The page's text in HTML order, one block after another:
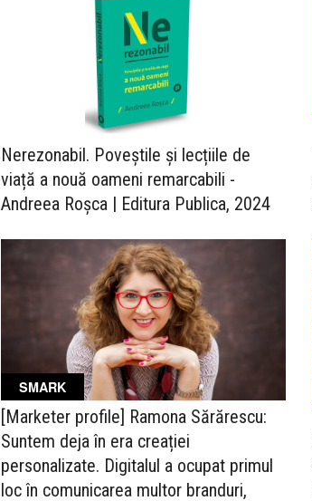
Nerezonabil. Poveștile și lecțiile de
viață a nouă oameni remarcabili -
Andreea Roșca | Editura Publica, 2024
SMARK
[Marketer profile] Ramona Sărărescu:
Suntem deja în era creației
personalizate. Digitalul a ocupat primul
loc în comunicarea multor branduri,